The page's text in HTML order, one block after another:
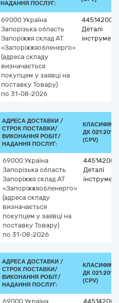
НАДАННЯ ПОСЛУГ:
69000 Україна
Запорізька область
Запоріжжя склад АТ
«Запоріжжяобленерго»
(адреса складу
визначається
покупцем у заявці на
поставку Товару)
по 31-08-2026
44514200-
Деталі
АДРЕСА ДОСТАВКИ /
СТРОК ПОСТАВКИ/
ВИКОНАННЯ РОБІТ/
НАДАННЯ ПОСЛУГ:
ДК 021:2015
(CPV)
69000 Україна
Запорізька область
Запоріжжя склад АТ
«Запоріжжяобленерго»
(адреса складу
визначається
покупцем у заявці на
поставку Товару)
по 31-08-2026
44514200-
Деталі
АДРЕСА ДОСТАВКИ /
СТРОК ПОСТАВКИ/
ВИКОНАННЯ РОБІТ/
НАДАННЯ ПОСЛУГ:
ДК 021:2015
(CPV)
69000 Україна 44514200-